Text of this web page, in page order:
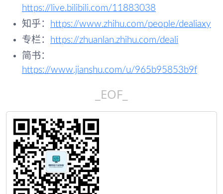
https://live.bilibili.com/11883038
知乎：
https://www.zhihu.com/people/dealiaxy
专栏：
https://zhuanlan.zhihu.com/deali
简书：
https://www.jianshu.com/u/965b95853b9f
_EOF_